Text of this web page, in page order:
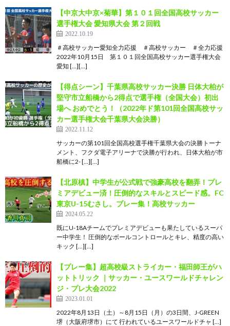
【中京大中京×菊華】第１０１回全国高校サッカー
選手権大会 愛知県大会 第２回戦
2022.10.19
＃高校サッカー愛知全力応援 ＃高校サッカー ＃全力応援
2022年10月15日 第１０１回全国高校サッカー選手権大会
愛知 […][…]
【得点シーン】千葉県高校サッカー決勝 日体大柏が
堅守市立船橋から2得点で選手権（全国大会）初出
場へ おめでとう！（2022年ド第101回全国高校サッ
カー選手権大会千葉県大会決勝）
2022.11.12
サッカーの第101回全国高校選手権千葉県大会の決勝トーナ
メント、フクダ電子アリーナで決勝が行われ、日体大柏が市
船橋に2- […][…]
【北原槙】中学生が公式戦で強豪高校を翻弄！プレ
ミアデビュー済！圧倒的なスキルとスピード感。FC
東京U-15むさし。プレー集！高校サッカー
2024.05.22
既にU-18Aチームでプレミアデビューも果たしているスーパ
ー中学生！ 圧倒的なボールコントロールとキレ、精度の高い
キック […][…]
【プレー集】超高校級ストライカー・福田師王がハ
ットトリック ｜サッカー・ユースワールドチャレン
ジ・プレ大会2022
2023.01.01
2022年8月13日（土）～8月15日（月）の3日間、J-GREEN
堺（大阪府堺市）にて 行われているユースワールドチャ […]